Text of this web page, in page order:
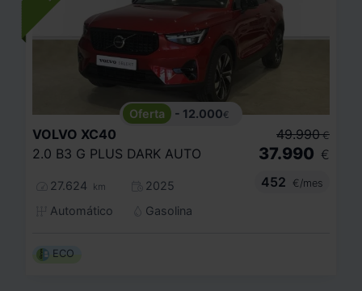
- 12.000€
VOLVO XC40
2.0 B3 G PLUS DARK AUTO
27.624 km
2025
Automático
Gasolina
49.990 €
37.990 €
452
€/mes
ECO